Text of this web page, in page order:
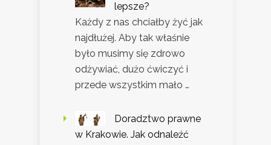
lepsze?
Każdy z nas chciałby żyć jak
najdłużej. Aby tak właśnie
było musimy się zdrowo
odżywiać, dużo ćwiczyć i
przede wszystkim mało …
Doradztwo prawne
w Krakowie. Jak odnaleźć